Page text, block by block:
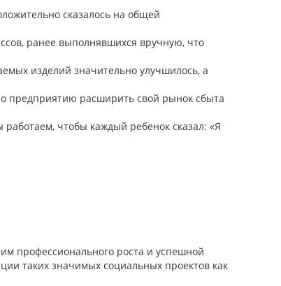
сказалось на общей
ранее выполнявшихся вручную, что
изделий значительно улучшилось, а
предприятию расширить свой рынок сбыта
чтобы каждый ребенок сказал: «Я
профессионального роста и успешной
таких значимых социальных проектов как